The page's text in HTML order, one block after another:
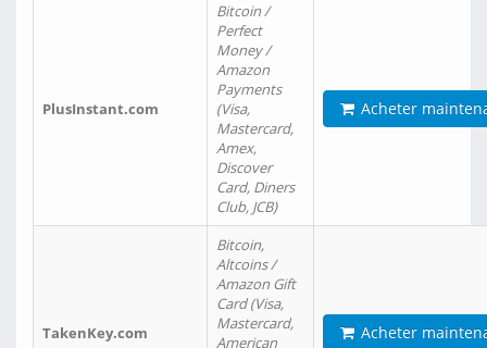
PlusInstant.com
Bitcoin /
Perfect
Money /
Amazon
Payments
(Visa,
Mastercard,
Amex,
Discover
Card, Diners
Club, JCB)
Acheter
TakenKey.com
Bitcoin,
Altcoins /
Amazon Gift
Card (Visa,
Mastercard,
American
Acheter